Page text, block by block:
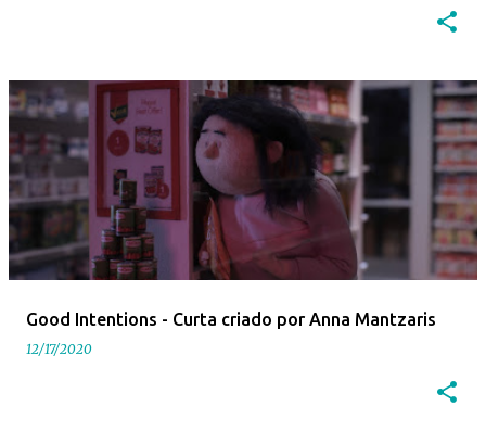
Good Intentions - Curta criado por Anna Mantzaris
12/17/2020